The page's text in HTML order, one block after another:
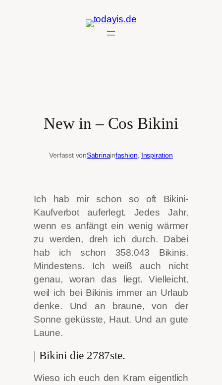
New in – Cos Bikini
Verfasst vonSabrinainfashion Inspiration
Ich hab mir schon so oft Bikini-
Kaufverbot auferlegt. Jedes Jahr,
wenn es anfängt ein wenig wärmer
zu werden, dreh ich durch. Dabei
hab ich schon 358.043 Bikinis.
Mindestens. Ich weiß auch nicht
genau, woran das liegt. Vielleicht,
weil ich bei Bikinis immer an Urlaub
denke. Und an braune, von der
Sonne geküsste, Haut. Und an gute
Laune.
| Bikini die 2787ste.
Wieso ich euch den Kram eigentlich